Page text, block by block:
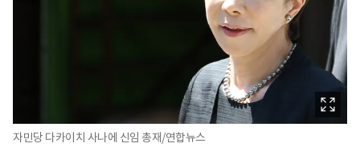
자민당 다카이치 사나에 신임 총재/연합뉴스